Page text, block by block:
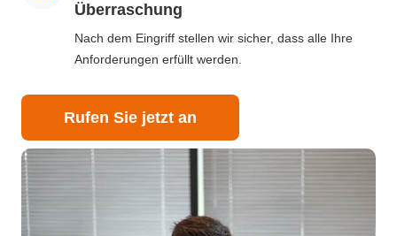
Überraschung
Nach dem Eingriff stellen wir sicher, dass alle Ihre
Anforderungen erfüllt werden.
Rufen Sie jetzt an